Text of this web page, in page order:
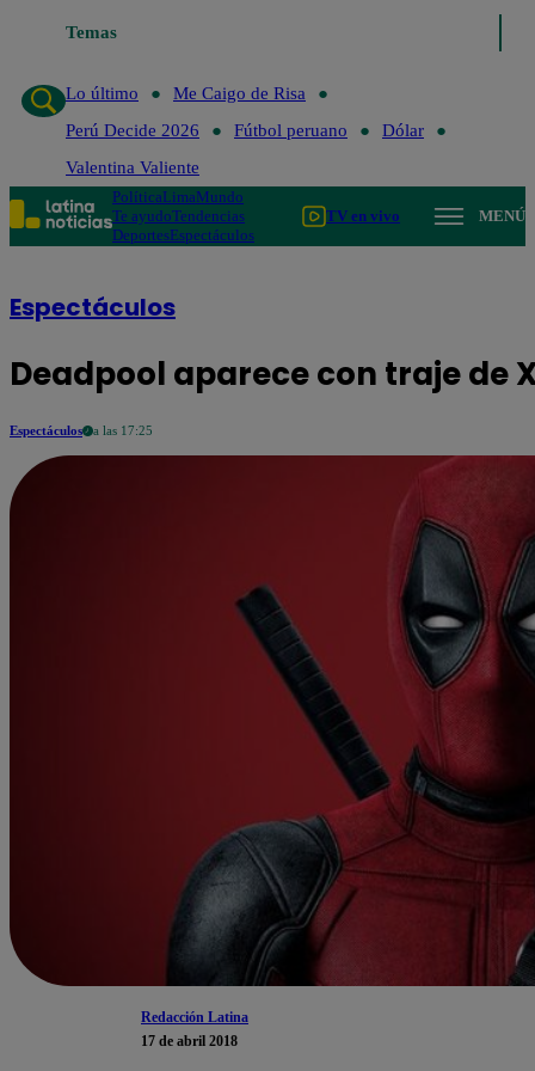
Temas
Lo último
Me Caigo de Risa
Perú Decide 2026
Fútbol peruano
Dólar
Valentina Valiente
PolíticaLimaMundo
Te ayudoTendencias
DeportesEspectáculos
TV en vivo MENÚ
Espectáculos
Deadpool aparece con traje de
Espectáculos a las 17:25
Redacción Latina
17 de abril 2018